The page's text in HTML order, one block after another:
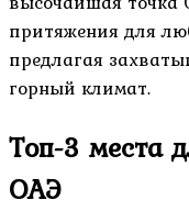
притяжения для
предлагая
горный климат.
Топ-3 места
ОАЭ